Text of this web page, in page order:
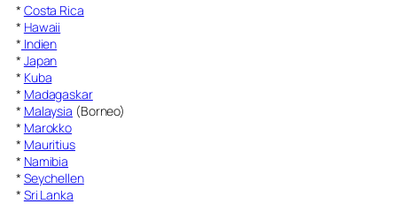
* Costa Rica
* Hawaii
* Indien
* Japan
* Kuba
* Madagaskar
* Malaysia (Borneo)
* Marokko
* Mauritius
* Namibia
* Seychellen
* Sri Lanka